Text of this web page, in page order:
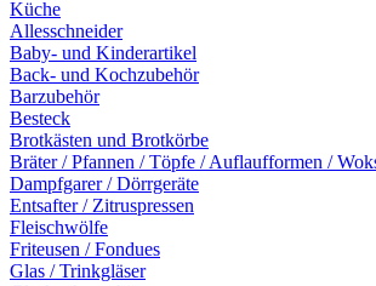
Küche
Allesschneider
Baby- und Kinderartikel
Back- und Kochzubehör
Barzubehör
Besteck
Brotkästen und Brotkörbe
Bräter / Pfannen / Töpfe / Auflaufformen /
Dampfgarer / Dörrgeräte
Entsafter / Zitruspressen
Fleischwölfe
Friteusen / Fondues
Glas / Trinkgläser